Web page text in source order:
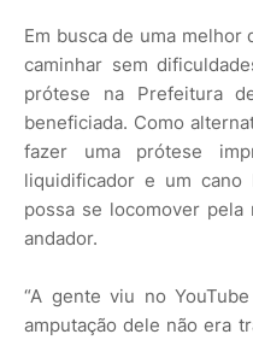
Em busca de uma melhor
caminhar sem
prótese na Prefeitura
beneficiada. Como
fazer uma prótese
liquidificador e um cano
possa se locomover
andador.
“A gente viu no
amputação dele não era